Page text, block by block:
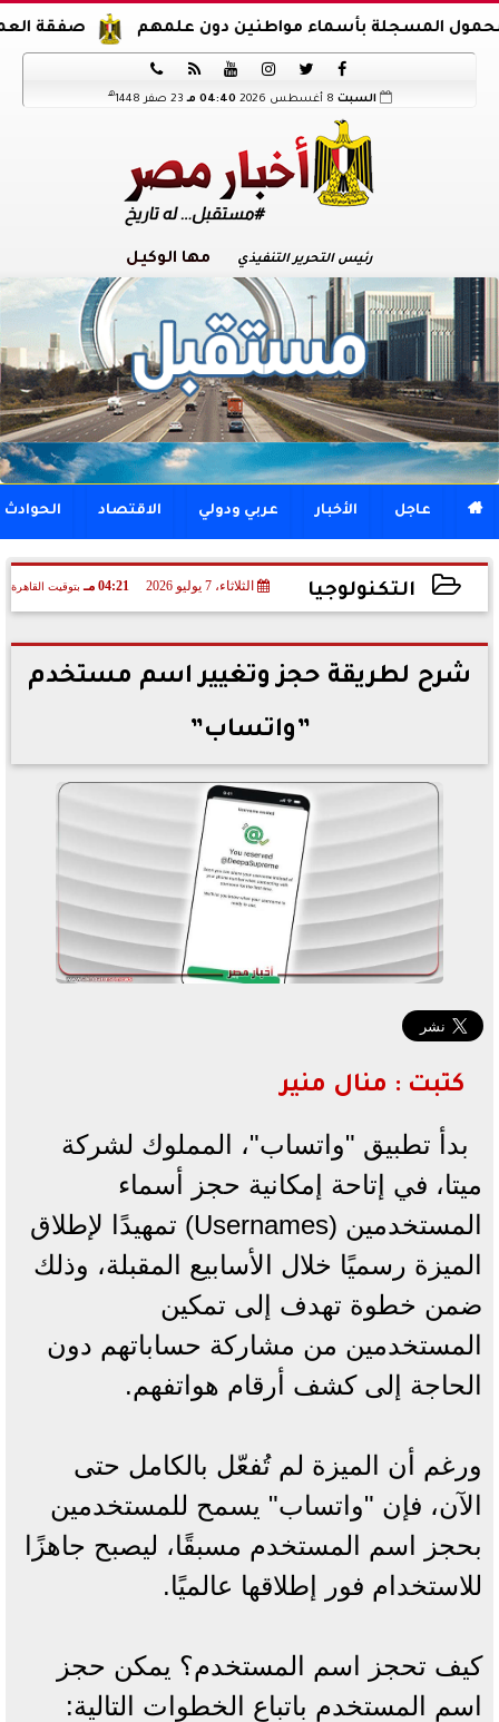
صفقة العمر.. محمد صلاح بأسماء مواطنين دون علمهم






السبت 04:40 مـ 23 صفر 1448 هـ
رئيس التحرير التنفيذي مها الوكيل
 عاجل الأخبار عربي ودولي الاقتصاد الحوادث
التكنولوجيا الثلاثاء، 7 يوليو 2026 04:21 مـ بتوقيت القاهرة
2026-07-07 16:21:54
شرح لطريقة حجز وتغيير اسم مستخدم
”واتساب”
كتبت : منال منير
بدأ تطبيق "واتساب"، المملوك لشركة
ميتا، في إتاحة إمكانية حجز أسماء
المستخدمين (Usernames) تمهيدًا لإطلاق
الميزة رسميًا خلال الأسابيع المقبلة، وذلك
ضمن خطوة تهدف إلى تمكين
المستخدمين من مشاركة حساباتهم دون
الحاجة إلى كشف أرقام هواتفهم.
ورغم أن الميزة لم تُفعّل بالكامل حتى
الآن، فإن "واتساب" يسمح للمستخدمين
بحجز اسم المستخدم مسبقًا، ليصبح جاهزًا
للاستخدام فور إطلاقها عالميًا.
كيف تحجز اسم المستخدم؟ يمكن حجز
اسم المستخدم باتباع الخطوات التالية: